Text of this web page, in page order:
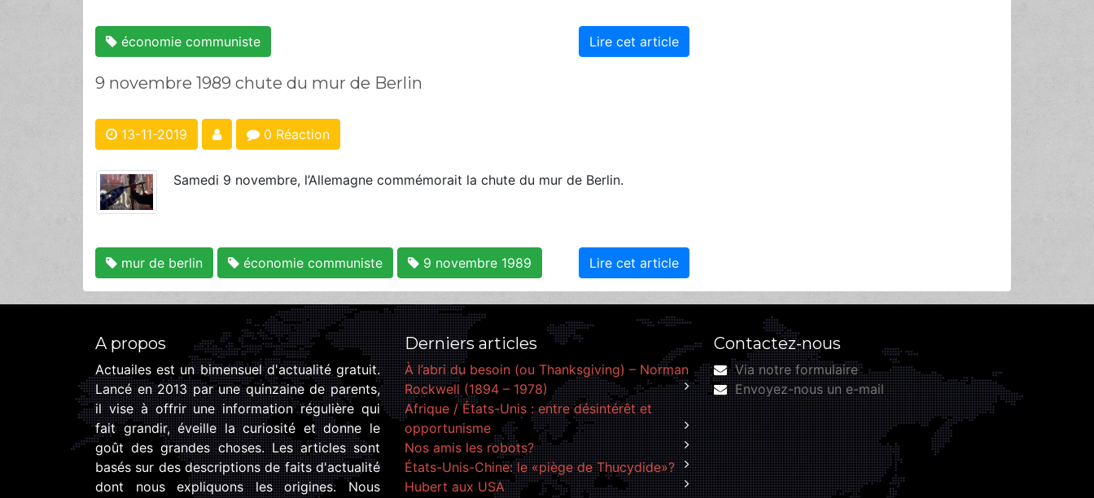
Lire cet article
économie communiste
9 novembre 1989 chute du mur de Berlin
13-11-2019 0 Réaction
Samedi 9 novembre, l’Allemagne commémorait la chute du mur de Berlin.
Lire cet article
mur de berlin économie communiste 9 novembre 1989
A propos
Actuailes est un bimensuel d'actualité gratuit.
Lancé en 2013 par une quinzaine de parents,
il vise à offrir une information régulière qui
fait grandir, éveille la curiosité et donne le
goût des grandes choses. Les articles sont
basés sur des descriptions de faits d'actualité
dont nous expliquons les origines. Nous
Derniers articles
À l’abri du besoin (ou Thanksgiving) – Norman
Rockwell (1894 – 1978)
Afrique / États-Unis : entre désintérêt et
opportunisme
Nos amis les robots?
États-Unis-Chine: le «piège de Thucydide»?
Hubert aux USA
Contactez-nous
Via notre formulaire
Envoyez-nous un e-mail